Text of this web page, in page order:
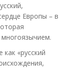
Европы – в
«русский